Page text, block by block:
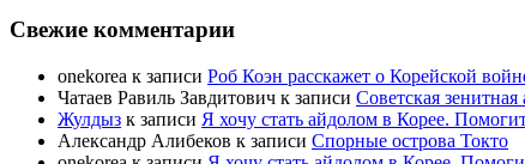
Свежие комментарии
onekorea к записи Роб Коэн расскажет о Корейской
Чатаев Равиль Завдитович к записи Советская
Жулдыз к записи Я хочу стать айдолом в Корее.
Александр Алибеков к записи Спорные острова Токто